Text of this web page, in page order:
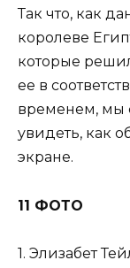
Так что, как
королеве
которые
ее в
временем, мы
увидеть, как
экране.
11 ФОТО
1. Элизабет